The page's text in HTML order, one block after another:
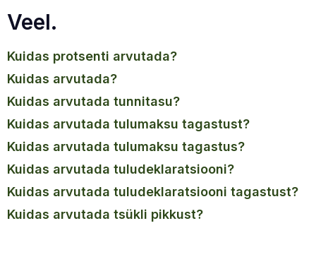
Veel.
kuidas protsenti arvutada?
kuidas arvutada?
kuidas arvutada tunnitasu?
kuidas arvutada tulumaksu tagastust?
kuidas arvutada tulumaksu tagastus?
kuidas arvutada tuludeklaratsiooni?
kuidas arvutada tuludeklaratsiooni tagastust?
kuidas arvutada tsükli pikkust?